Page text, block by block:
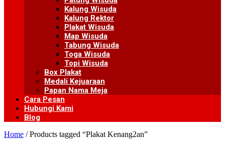
Kalung Wisuda
Kalung Rektor
Plakat Wisuda
Map Wisuda
Tabung Wisuda
Toga Wisuda
Topi Wisuda
Box Plakat
Medali Kejuaraan
Papan Nama Meja
Cara Pesan
Hubungi Kami
Blog
Home / Products tagged “Plakat Kenang2an”